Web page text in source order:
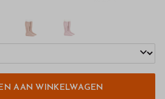
AAN WINKELWAGEN